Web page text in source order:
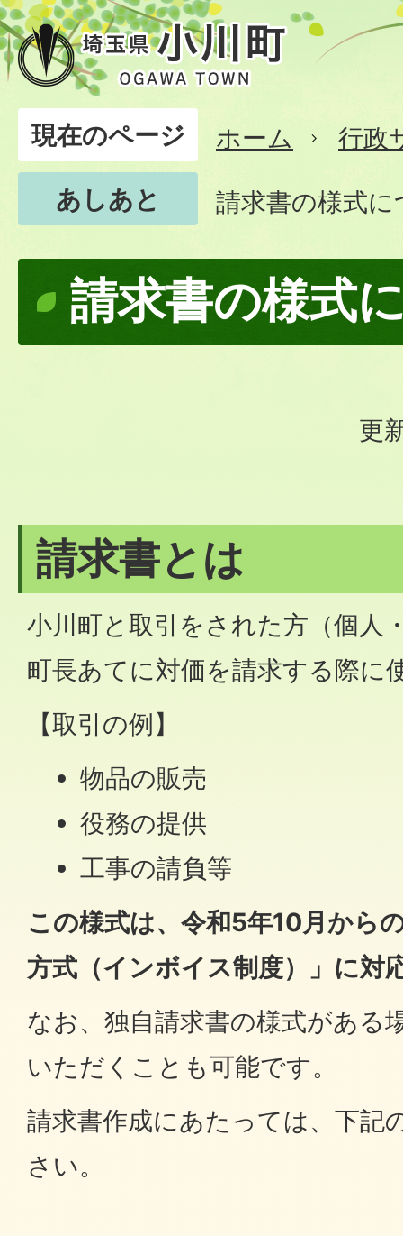
現在のページ ホーム
行政
あしあと
請求書の様式に
請求書の様式
更
請求書とは
小川町と取引をされた方（個人
町長あてに対価を請求する際に
【取引の例】
物品の販売
役務の提供
工事の請負等
この様式は、令和5年10月から
方式（インボイス制度）」に対
なお、独自請求書の様式がある
いただくことも可能です。
請求書作成にあたっては、下記
さい。